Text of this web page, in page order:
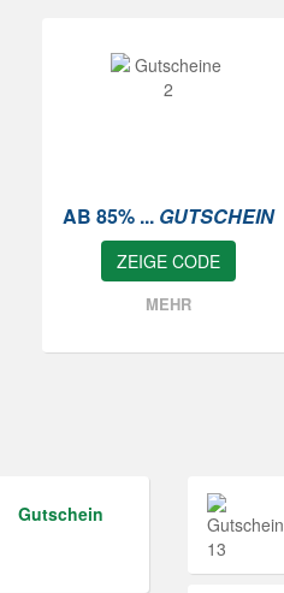
AB 85% ... GUTSCHEIN
ZEIGE CODE
MEHR
Gutschein